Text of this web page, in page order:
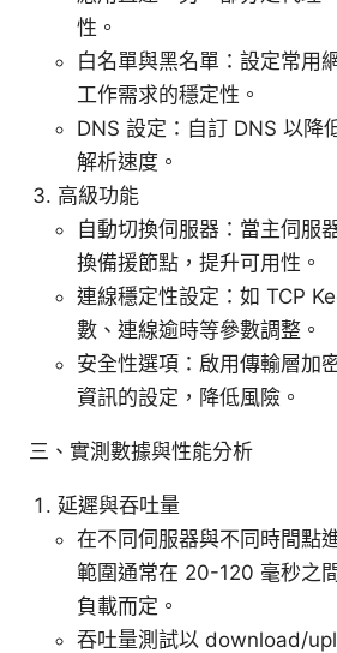
性。
白名單與黑名單：設定常用
工作需求的穩定性。
DNS 設定：自訂 DNS 以降
解析速度。
高級功能
自動切換伺服器：當主伺服
換備援節點，提升可用性。
連線穩定性設定：如 TCP
數、連線逾時等參數調整。
安全性選項：啟用傳輸層加
資訊的設定，降低風險。
三、實測數據與性能分析
延遲與吞吐量
在不同伺服器與不同時間點
範圍通常在 20-120 毫秒之
負載而定。
吞吐量測試以 download/